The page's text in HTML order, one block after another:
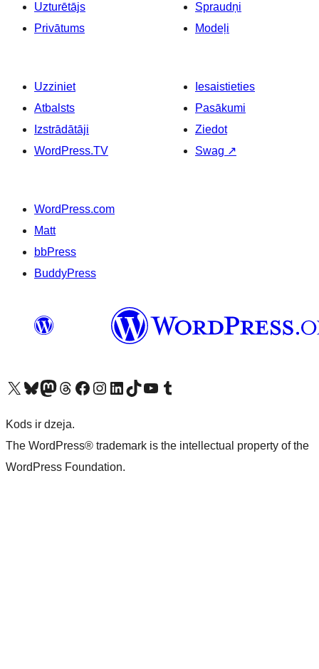
Uzturētājs
Privātums
Spraudņi
Modeļi
Uzziniet
Atbalsts
Izstrādātāji
WordPress.TV
Iesaistieties
Pasākumi
Ziedot
Swag ↗
WordPress.com
Matt
bbPress
BuddyPress
Apmeklējiet mūsu X (agrāk Twitter) kontu
Apmeklējiet mūsu Bluesky kontu
Apmeklējiet mūsu Mastodon kontu
Apmeklējiet mūsu Threads kontu
Apmeklējiet mūsu Facebook lapuApmeklējiet mūsu Instagram kontu
Apmeklējiet mūsu LinkedIn kontu
Apmeklējiet mūsu TikTok kontu
Apmeklējiet mūsu YouTube kanālu
Apmeklējiet mūsu Tumblr kontu
Kods ir dzeja.
The WordPress® trademark is the intellectual property of the
WordPress Foundation.